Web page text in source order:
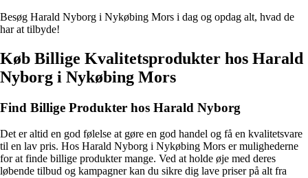
Besøg Harald Nyborg i Nykøbing Mors i dag og opdag alt, hvad de
har at tilbyde!
Køb Billige Kvalitetsprodukter hos Harald
Nyborg i Nykøbing Mors
Find Billige Produkter hos Harald Nyborg
Det er altid en god følelse at gøre en god handel og få en kvalitetsvare
til en lav pris. Hos Harald Nyborg i Nykøbing Mors er mulighederne
for at finde billige produkter mange. Ved at holde øje med deres
løbende tilbud og kampagner kan du sikre dig lave priser på alt fra